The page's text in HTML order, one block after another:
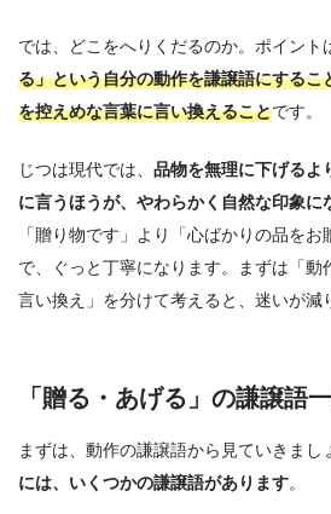
では、どこをへりくだるのか。ポイント
る」という自分の動作を謙譲語にするこ
を控えめな言葉に言い換えることです。
じつは現代では、 品物を無理に下げるよ
に言うほうが、やわらかく自然な印象に
「贈り物です」より「心ばかりの品を
で、ぐっと丁寧になります。まずは「
言い換え」を分けて考えると、迷いが減
「贈る・あげる」の謙譲語
まずは、動作の謙譲語から見ていきまし
には、いくつかの謙譲語があります。